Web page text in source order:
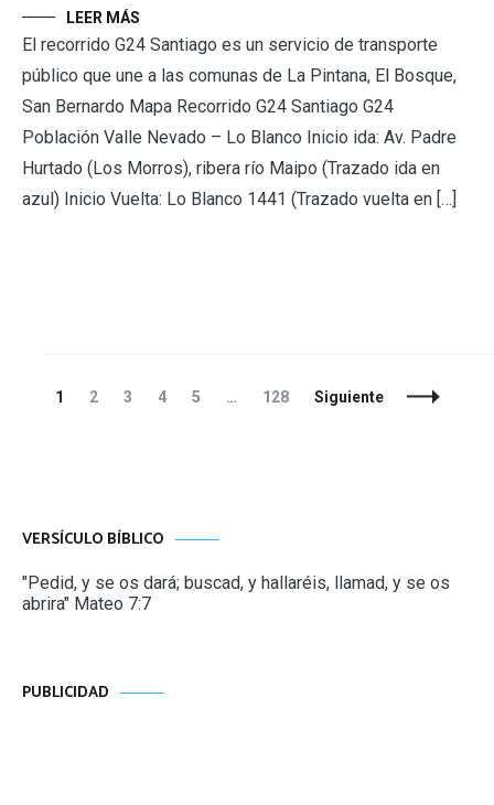
LEER MÁS
El recorrido G24 Santiago es un servicio de transporte
público que une a las comunas de La Pintana, El Bosque,
San Bernardo Mapa Recorrido G24 Santiago G24
Población Valle Nevado – Lo Blanco Inicio ida: Av. Padre
Hurtado (Los Morros), ribera río Maipo (Trazado ida en
azul) Inicio Vuelta: Lo Blanco 1441 (Trazado vuelta en […]
Navegación
Página
1 Página
2 Página
3 Página
4 Página
5 … Página
128 Siguiente
VERSÍCULO BÍBLICO
"Pedid, y se os dará; buscad, y hallaréis, llamad, y se os
abrira" Mateo 7:7
PUBLICIDAD